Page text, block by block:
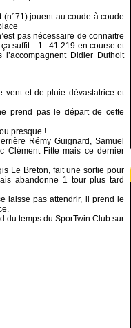
(n°71) jouent au coude à coude
pas nécessaire de connaitre
suffit…1 : 41.219 en course et
Didier Duthoit
vent et de pluie dévastatrice et
prend pas le départ de cette
presque !
Rémy Guignard, Samuel
Clément Fitte mais ce dernier
Le Breton, fait une sortie pour
abandonne 1 tour plus tard
laisse pas attendrir, il prend le
du temps du SporTwin Club sur